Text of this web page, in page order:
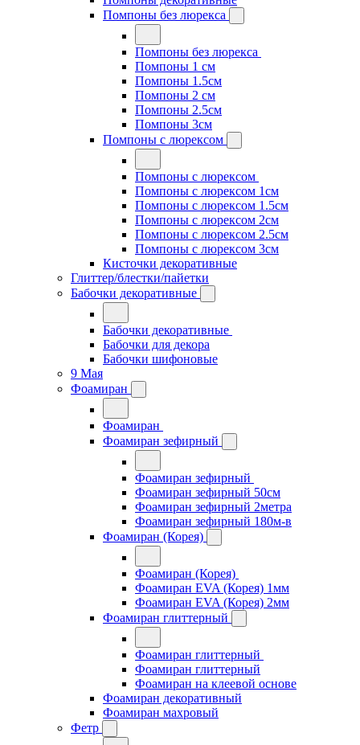
Помпоны без люрекса
Помпоны без люрекса
Помпоны 1 см
Помпоны 1.5см
Помпоны 2 см
Помпоны 2.5см
Помпоны 3см
Помпоны с люрексом
Помпоны с люрексом
Помпоны с люрексом 1см
Помпоны с люрексом 1.5см
Помпоны с люрексом 2см
Помпоны с люрексом 2.5см
Помпоны с люрексом 3см
Кисточки декоративные
Глиттер/блестки/пайетки
Бабочки декоративные
Бабочки декоративные
Бабочки для декора
Бабочки шифоновые
9 Мая
Фоамиран
Фоамиран
Фоамиран зефирный
Фоамиран зефирный
Фоамиран зефирный 50см
Фоамиран зефирный 2метра
Фоамиран зефирный 180м-в
Фоамиран (Корея)
Фоамиран (Корея)
Фоамиран EVA (Корея) 1мм
Фоамиран EVA (Корея) 2мм
Фоамиран глиттерный
Фоамиран глиттерный
Фоамиран глиттерный
Фоамиран на клеевой основе
Фоамиран декоративный
Фоамиран махровый
Фетр